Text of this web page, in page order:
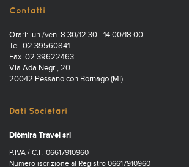
Contatti
Orari: lun./ven. 8.30/12.30 - 14.00/18.00
Tel. 02 39560841
Fax. 02 39622463
Via Ada Negri, 20
20042 Pessano con Bornago (MI)
Dati Societari
Diòmira Travel srl
P.IVA / C.F. 06617910960
Numero iscrizione al Registro 06617910960